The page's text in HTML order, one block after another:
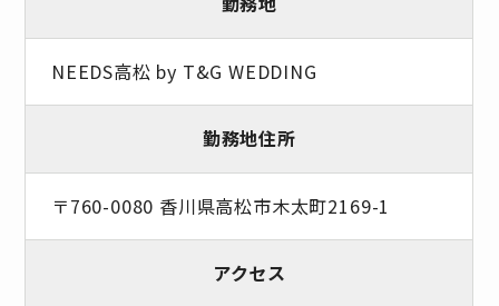
NEEDS高松 by T&G WEDDING
勤務地住所
〒760-0080 香川県高松市木太町2169-1
アクセス